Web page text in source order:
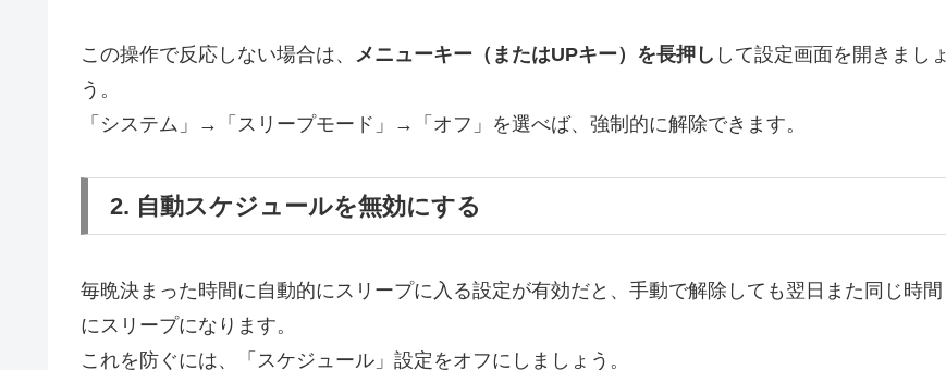
この操作で反応しない場合は、 メニューキー（またはUPキー）を長押し して設定画面を開きましょ
う。
「システム」→「スリープモード」→「オフ」を選べば、強制的に解除できます。
2. 自動スケジュールを無効にする
毎晩決まった時間に自動的にスリープに入る設定が有効だと、手動で解除しても翌日また同じ時間
にスリープになります。
これを防ぐには、「スケジュール」設定をオフにしましょう。